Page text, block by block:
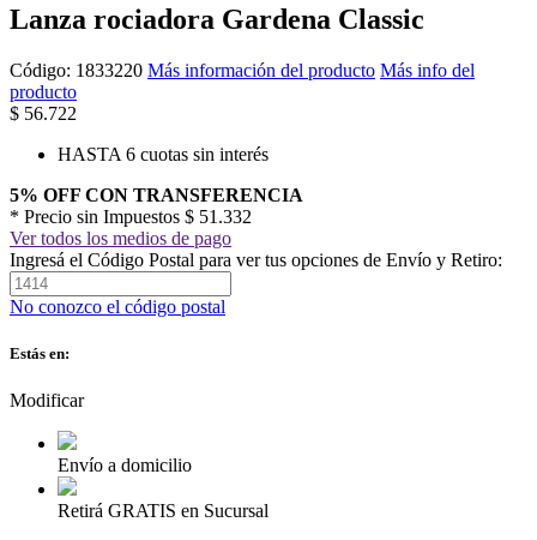
Lanza rociadora Gardena Classic
Código: 1833220 Más información del producto Más info del
producto
$ 56.722
HASTA 6 cuotas sin interés
5% OFF CON TRANSFERENCIA
* Precio sin Impuestos $ 51.332
Ver todos los medios de pago
Ingresá el Código Postal para ver tus opciones de Envío y Retiro:
No conozco el código postal
Estás en:
Modificar
Envío a domicilio
Retirá GRATIS en Sucursal